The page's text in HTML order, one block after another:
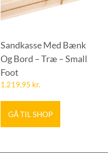
Sandkasse Med Bænk
Og Bord – Træ – Small
Foot
1.219,95 kr.
GÅ TIL SHOP